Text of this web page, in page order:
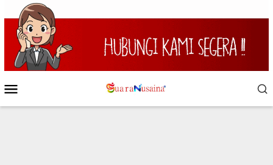
Loncat
ke
konten
Mobile